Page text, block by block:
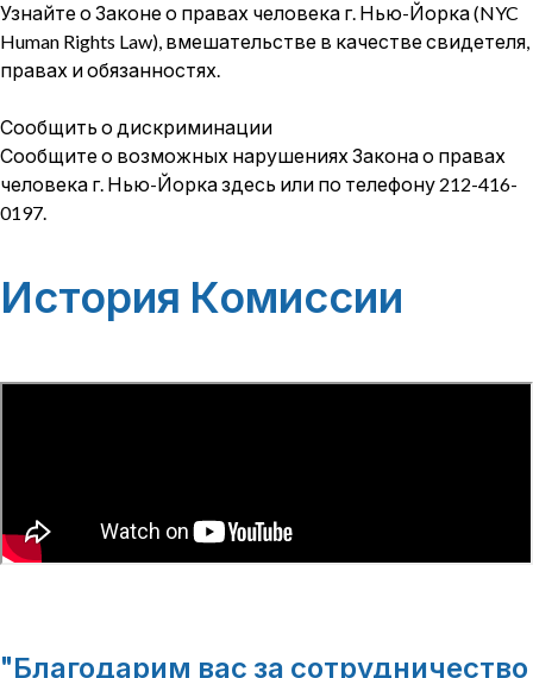
Узнайте о Законе о правах человека г. Нью-Йорка (NYC
Human Rights Law), вмешательстве в качестве свидетеля,
правах и обязанностях.
Сообщить о дискриминации
Сообщите о возможных нарушениях Закона о правах
человека г. Нью-Йорка здесь или по телефону 212-416-
0197.
История Комиссии
"Благодарим вас за сотрудничество